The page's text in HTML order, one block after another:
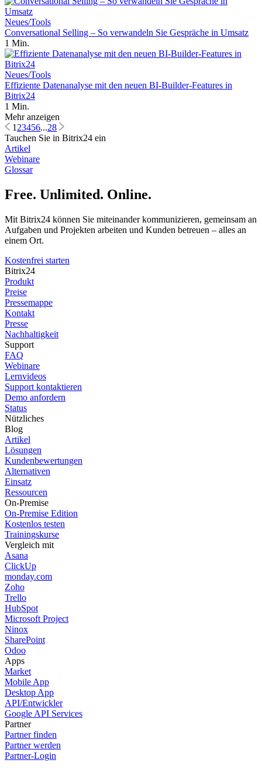
Neues/Tools
Conversational Selling – So verwandeln Sie Gespräche in Umsatz
1 Min.
Neues/Tools
Effiziente Datenanalyse mit den neuen BI-Builder-Features in
Bitrix24
1 Min.
Mehr anzeigen
123456...28
Tauchen Sie in Bitrix24 ein
Artikel
Webinare
Glossar
Free. Unlimited. Online.
Mit Bitrix24 können Sie miteinander kommunizieren, gemeinsam an
Aufgaben und Projekten arbeiten und Kunden betreuen – alles an
einem Ort.
Kostenfrei starten
Bitrix24
Produkt
Preise
Pressemappe
Kontakt
Presse
Nachhaltigkeit
Support
FAQ
Webinare
Lernvideos
Support kontaktieren
Demo anfordern
Status
Nützliches
Blog
Artikel
Lösungen
Kundenbewertungen
Alternativen
Einsatz
Ressourcen
On-Premise
On-Premise Edition
Kostenlos testen
Trainingskurse
Vergleich mit
Asana
ClickUp
monday.com
Zoho
Trello
HubSpot
Microsoft Project
Ninox
SharePoint
Odoo
Apps
Market
Mobile App
Desktop App
API/Entwickler
Google API Services
Partner
Partner finden
Partner werden
Partner-Login